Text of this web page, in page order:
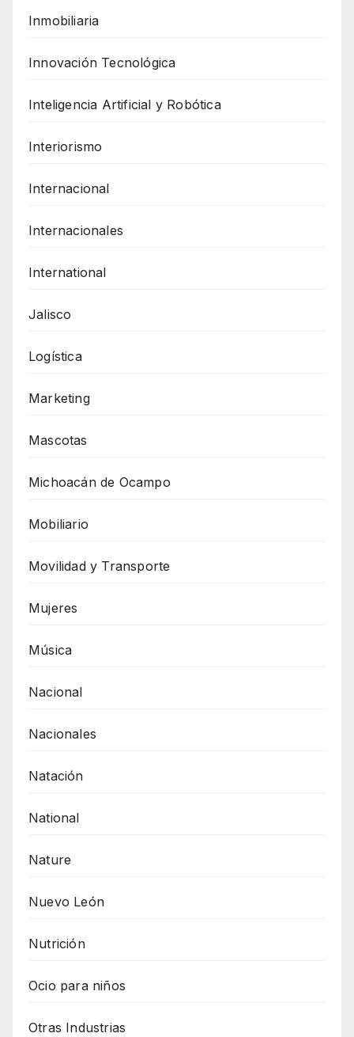
Inmobiliaria
Innovación Tecnológica
Inteligencia Artificial y Robótica
Interiorismo
Internacional
Internacionales
International
Jalisco
Logística
Marketing
Mascotas
Michoacán de Ocampo
Mobiliario
Movilidad y Transporte
Mujeres
Música
Nacional
Nacionales
Natación
National
Nature
Nuevo León
Nutrición
Ocio para niños
Otras Industrias